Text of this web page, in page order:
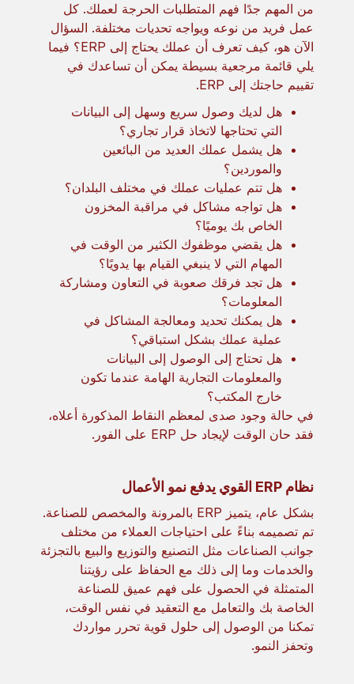
من المهم جدًا فهم المتطلبات الحرجة لعملك. كل
عمل فريد من نوعه ويواجه تحديات مختلفة. السؤال
الآن هو، كيف تعرف أن عملك يحتاج إلى ERP؟ فيما
يلي قائمة مرجعية بسيطة يمكن أن تساعدك في
تقييم حاجتك إلى ERP.
هل لديك وصول سريع وسهل إلى البيانات
التي تحتاجها لاتخاذ قرار تجاري؟
هل يشمل عملك العديد من البائعين
والموردين؟
هل تتم عمليات عملك في مختلف البلدان؟
هل تواجه مشاكل في مراقبة المخزون
الخاص بك يوميًا؟
هل يقضي موظفوك الكثير من الوقت في
المهام التي لا ينبغي القيام بها يدويًا؟
هل تجد فرقك صعوبة في التعاون ومشاركة
المعلومات؟
هل يمكنك تحديد ومعالجة المشاكل في
عملية عملك بشكل استباقي؟
هل تحتاج إلى الوصول إلى البيانات
والمعلومات التجارية الهامة عندما تكون
خارج المكتب؟
في حالة وجود صدى لمعظم النقاط المذكورة أعلاه،
فقد حان الوقت لإيجاد حل ERP على الفور.
نظام ERP القوي يدفع نمو الأعمال
بشكل عام، يتميز ERP بالمرونة والمخصص للصناعة.
تم تصميمه بناءً على احتياجات العملاء من مختلف
جوانب الصناعات مثل التصنيع والتوزيع والبيع بالتجزئة
والخدمات وما إلى ذلك مع الحفاظ على رؤيتنا
المتمثلة في الحصول على فهم عميق للصناعة
الخاصة بك والتعامل مع التعقيد في نفس الوقت،
تمكنا من الوصول إلى حلول قوية تحرر مواردك
وتحفز النمو.